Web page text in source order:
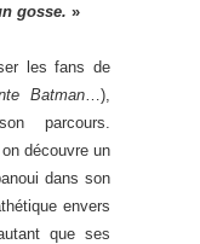
gosse. »
les fans de
Batman …),
parcours.
découvre un
dans son
envers
que ses